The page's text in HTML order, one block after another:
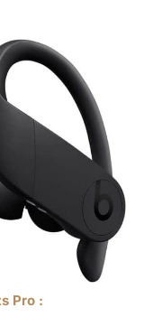
Pro :